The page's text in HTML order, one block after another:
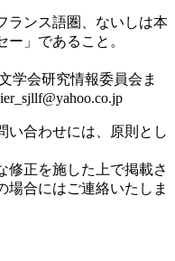
ランス語圏、ないしは本
」であること。
会研究情報委員会ま
い合わせには、原則とし
修正を施した上で掲載さ
場合にはご連絡いたしま